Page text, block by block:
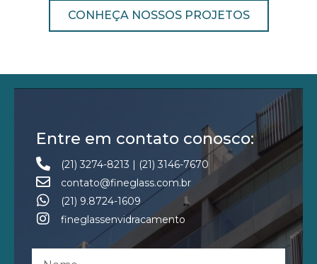
CONHEÇA NOSSOS PROJETOS
Entre em contato conosco:
(21) 3274-8213 | (21) 3146-7670
contato@fineglass.com.br
(21) 9.8724-1609
fineglassenvidracamento